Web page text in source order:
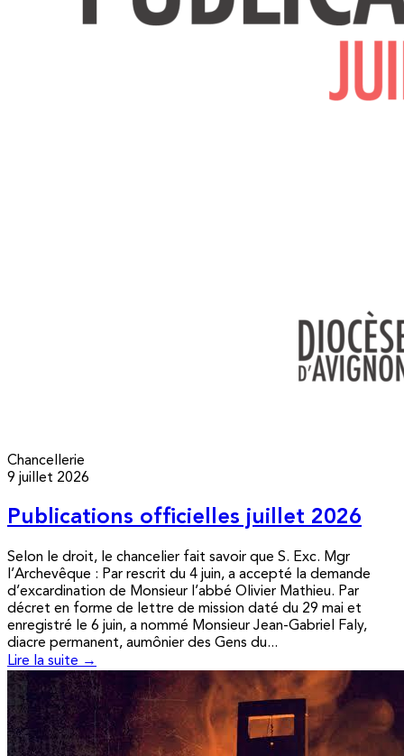
Chancellerie
9 juillet 2026
Publications officielles juillet 2026
Selon le droit, le chancelier fait savoir que S. Exc. Mgr
l’Archevêque : Par rescrit du 4 juin, a accepté la demande
d’excardination de Monsieur l’abbé Olivier Mathieu. Par
décret en forme de lettre de mission daté du 29 mai et
enregistré le 6 juin, a nommé Monsieur Jean-Gabriel Faly,
diacre permanent, aumônier des Gens du...
Lire la suite →